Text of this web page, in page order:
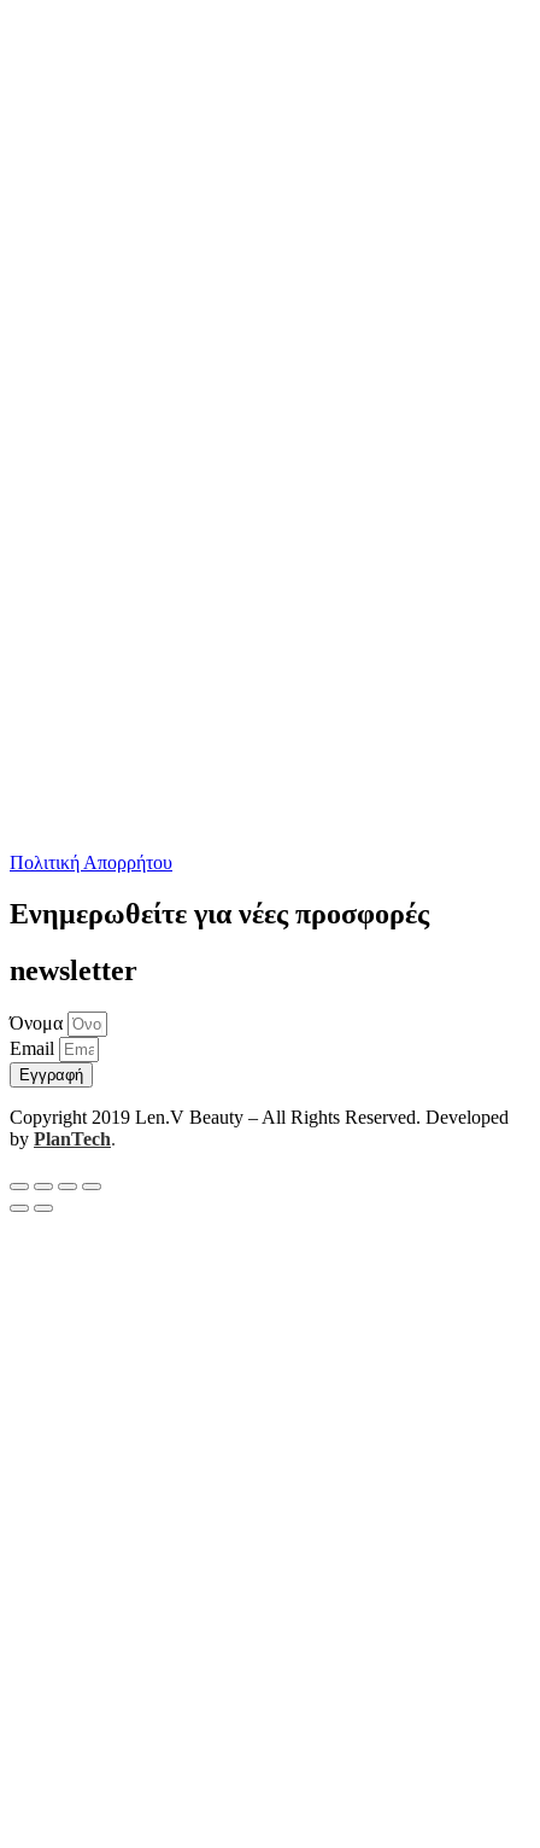
Πολιτική Απορρήτου
Ενημερωθείτε για νέες προσφορές
newsletter
Όνομα
Email
Εγγραφή
Copyright 2019 Len.V Beauty – All Rights Reserved. Developed
by PlanTech.